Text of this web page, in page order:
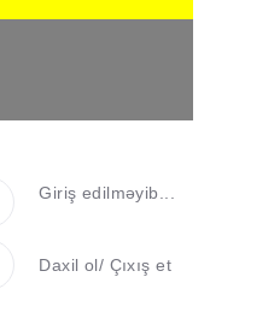
Giriş edilməyib...
Daxil ol/ Çıxış et